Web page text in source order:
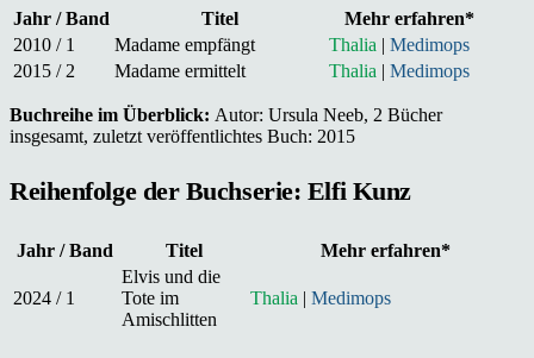
Jahr / Band Titel
Mehr erfahren*
2010 / 1
Madame empfängt Thalia | Medimops
2015 / 2
Madame ermittelt Thalia | Medimops
Buchreihe im Überblick: Autor: Ursula Neeb, 2 Bücher
insgesamt, zuletzt veröffentlichtes Buch: 2015
Reihenfolge der Buchserie: Elfi Kunz
Jahr / Band Titel Mehr erfahren*
2024 / 1
Elvis und die
Tote im
Amischlitten
Thalia | Medimops